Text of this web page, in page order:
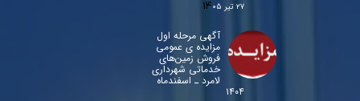
۲۷ تیر ۰۵
آگهی مرحله اول
مزایده ی عمومی
فروش زمین‌های
خدماتی شهرداری
لامرد ـ اسفندماه
۱۴۰۴